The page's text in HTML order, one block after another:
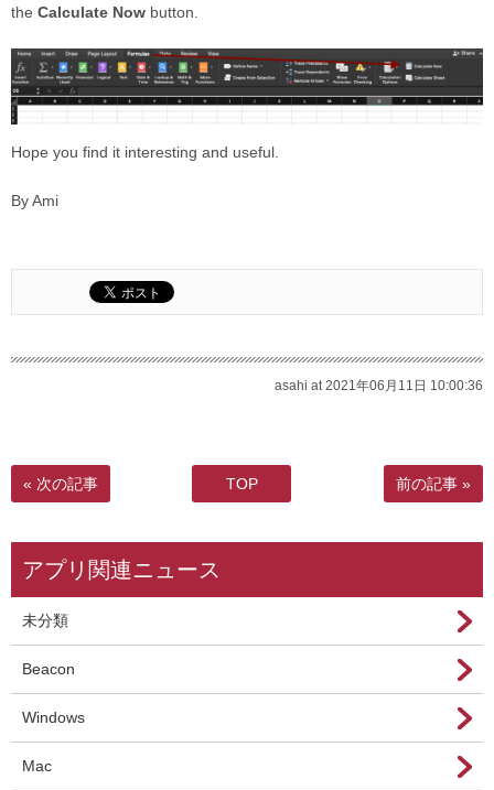
the Calculate Now button.
Hope you find it interesting and useful.
By Ami
asahi at 2021年06月11日 10:00:36
« 次の記事 TOP 前の記事 »
アプリ関連ニュース
未分類
Beacon
Windows
Mac